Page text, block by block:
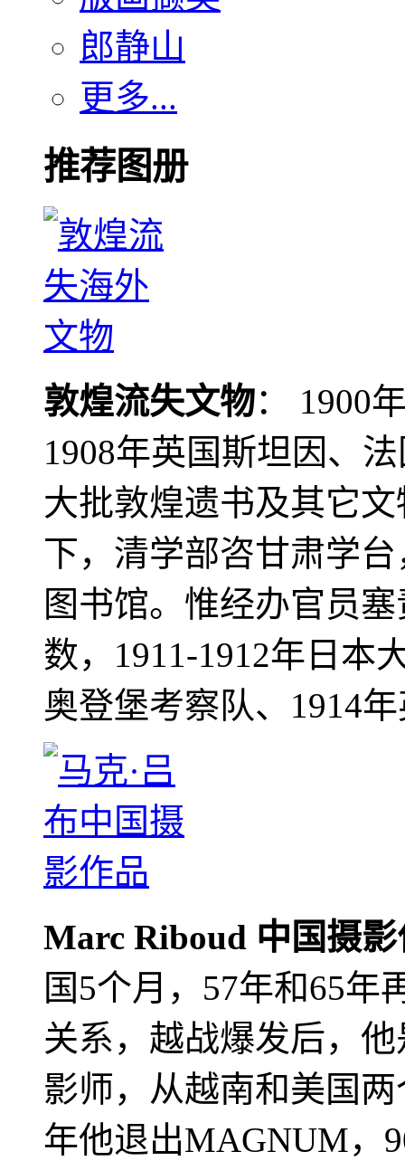
郎静山
更多...
推荐图册
敦煌流失文物： 1900
1908年英国斯坦因、
大批敦煌遗书及其它
下，清学部咨甘肃学
图书馆。惟经办官员
数，1911-1912年日本
奥登堡考察队、1914
Marc Riboud 中国摄
国5个月，57年和65年
关系，越战爆发后，
影师，从越南和美国
年他退出MAGNUM，